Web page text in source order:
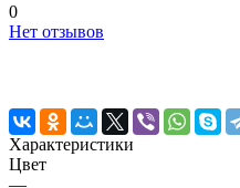
0
Нет отзывов
Характеристики
Цвет
—